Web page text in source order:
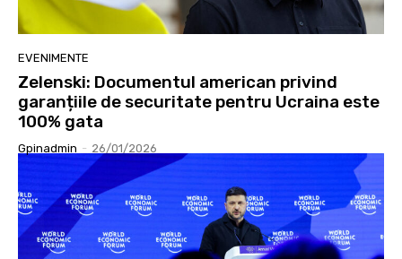
EVENIMENTE
Zelenski: Documentul american privind
garanțiile de securitate pentru Ucraina este
100% gata
Gpinadmin - 26/01/2026